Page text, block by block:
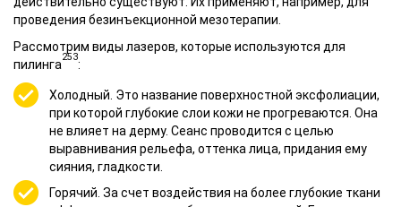
проведения безинъекционной мезотерапии.
Рассмотрим виды лазеров, которые используются для
пилинга
253
:
Холодный. Это название поверхностной эксфолиации,
при которой глубокие слои кожи не прогреваются. Она
не влияет на дерму. Сеанс проводится с целью
выравнивания рельефа, оттенка лица, придания ему
сияния, гладкости.
Горячий. За счет воздействия на более глубокие ткани